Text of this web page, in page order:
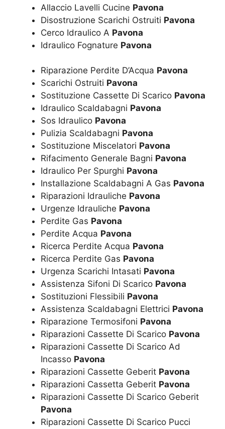
Allaccio Lavelli Cucine Pavona
Disostruzione Scarichi Ostruiti Pavona
Cerco Idraulico A Pavona
Idraulico Fognature Pavona
Riparazione Perdite D’Acqua Pavona
Scarichi Ostruiti Pavona
Sostituzione Cassette Di Scarico Pavona
Idraulico Scaldabagni Pavona
Sos Idraulico Pavona
Pulizia Scaldabagni Pavona
Sostituzione Miscelatori Pavona
Rifacimento Generale Bagni Pavona
Idraulico Per Spurghi Pavona
Installazione Scaldabagni A Gas Pavona
Riparazioni Idrauliche Pavona
Urgenze Idrauliche Pavona
Perdite Gas Pavona
Perdite Acqua Pavona
Ricerca Perdite Acqua Pavona
Ricerca Perdite Gas Pavona
Urgenza Scarichi Intasati Pavona
Assistenza Sifoni Di Scarico Pavona
Sostituzioni Flessibili Pavona
Assistenza Scaldabagni Elettrici Pavona
Riparazione Termosifoni Pavona
Riparazioni Cassette Di Scarico Pavona
Riparazioni Cassette Di Scarico Ad
Incasso Pavona
Riparazioni Cassette Geberit Pavona
Riparazioni Cassetta Geberit Pavona
Riparazioni Cassette Di Scarico Geberit
Pavona
Riparazioni Cassette Di Scarico Pucci